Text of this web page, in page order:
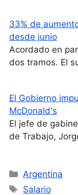
33% de
desde junio
Acordado en
dos tramos. El
El Gobierno
McDonald's
El jefe de
de Trabajo,
Categorías
Argentina
Etiquetas
Salario